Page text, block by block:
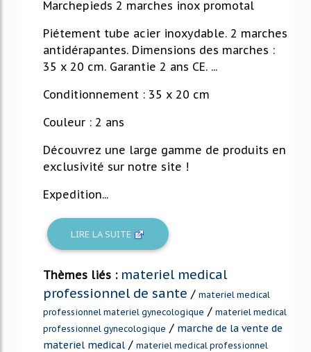
Marchepieds 2 marches inox promotal
Piétement tube acier inoxydable. 2 marches
antidérapantes. Dimensions des marches :
35 x 20 cm. Garantie 2 ans CE. ...
Conditionnement : 35 x 20 cm
Couleur : 2 ans
Découvrez une large gamme de produits en
exclusivité sur notre site !
Expedition...
LIRE LA SUITE
Thèmes liés : materiel medical
professionnel de sante / materiel medical
professionnel materiel gynecologique / materiel medical
professionnel gynecologique / marche de la vente de
materiel medical / materiel medical professionnel